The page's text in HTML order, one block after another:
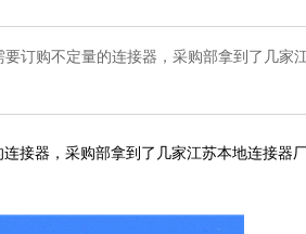
订购不定量的连接器，采购部拿到了几家
接器，采购部拿到了几家江苏本地连接器